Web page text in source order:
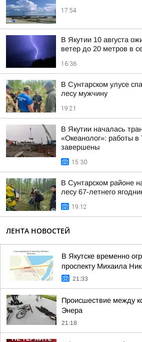
17:54
В Якутии 10 августа
ветер до 20 метров в
16:36
В Сунтарском улусе
лесу мужчину
19:21
В Якутии началась
«Океанолог»: работы в
завершены
15:30
В Сунтарском районе
лесу 67-летнего
19:12
ЛЕНТА НОВОСТЕЙ
В Якутске временно
проспекту Михаила
21:33
Происшествие между
Энера
21:18